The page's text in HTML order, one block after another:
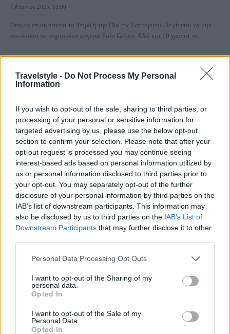
Travelstyle - Do Not Process My Personal
Information
If you wish to opt-out of the sale, sharing to third parties, or
processing of your personal or sensitive information for
targeted advertising by us, please use the below opt-out
section to confirm your selection. Please note that after your
opt-out request is processed you may continue seeing
interest-based ads based on personal information utilized by
us or personal information disclosed to third parties prior to
your opt-out. You may separately opt-out of the further
disclosure of your personal information by third parties on the
IAB’s list of downstream participants. This information may
also be disclosed by us to third parties on the IAB’s List of
Downstream Participants that may further disclose it to other
Please note that this website/app uses one or more Google
not limited to your visit or usage behaviour. You may click to
grant or deny consent to Google and its third-party tags to
use your data for below specified purposes in below Google
consent section.
Personal Data Processing Opt Outs
I want to opt-out of the Sharing of my
personal data.
Opted In
I want to opt-out of the Sale of my
Personal Data.
Opted In
7 Απριλίου 2025, 18:00
Όποιος επισκέπτεται τα Φηρά ή την Οία της Σαντορίνης, δε γίνεται να μην
απολαύσει το φημισμένο παγωτό Solo Gelato. Εδώ και 10 χρόνια, το...
“Η πολυτέλεια γίνεται προσιτή – Caldera
Collection”: Συναρπαστική διαμονή πολλών
αστέρων στη Σαντορίνη
7 Απριλίου 2025, 12:30
Σαντορίνη είναι απόλυτα ταυτόσημες έννοιες. Την ωραιότερη αυτή εποχή του
χρόνου θέλεις να...